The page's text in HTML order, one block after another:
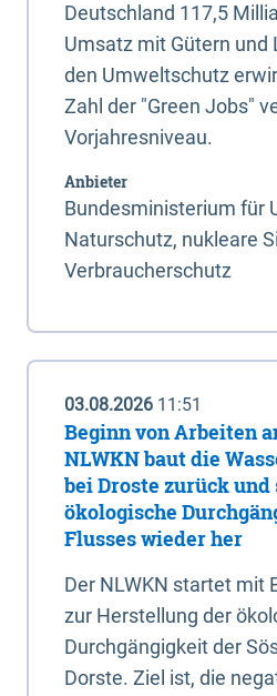
Deutschland 117,5
Umsatz mit Gütern und
den Umweltschutz
Zahl der "Green Jobs"
Vorjahresniveau.
Anbieter
Bundesministerium für
Naturschutz, nukleare
Verbraucherschutz
03.08.2026 11:51
Beginn von Arbeiten
NLWKN baut die
bei Droste zurück
ökologische
Flusses wieder her
Der NLWKN startet mit
zur Herstellung der
Durchgängigkeit der
Dorste. Ziel ist, die